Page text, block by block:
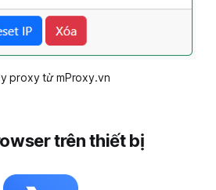
proxy từ mProxy.vn
trên thiết bị